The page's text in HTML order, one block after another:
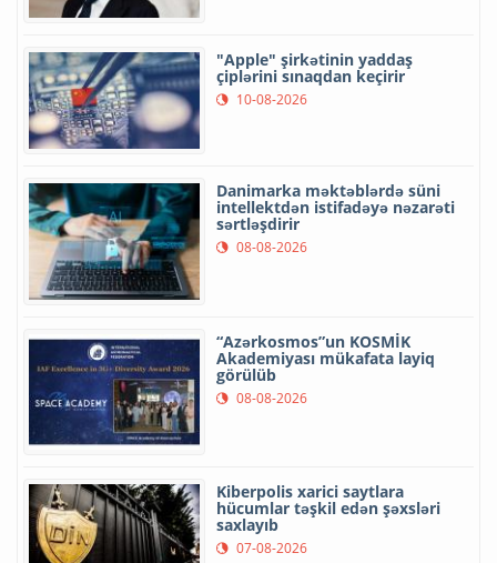
"Apple" şirkətinin yaddaş
çiplərini sınaqdan keçirir
10-08-2026
Danimarka məktəblərdə süni
intellektdən istifadəyə nəzarəti
sərtləşdirir
08-08-2026
“Azərkosmos”un KOSMİK
Akademiyası mükafata layiq
görülüb
08-08-2026
Kiberpolis xarici saytlara
hücumlar təşkil edən şəxsləri
saxlayıb
07-08-2026